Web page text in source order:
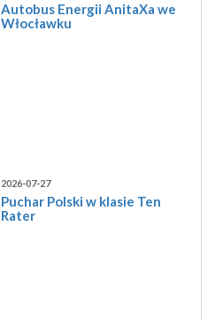
Autobus Energii AnitaXa we
Włocławku
2026-07-27
Puchar Polski w klasie Ten
Rater